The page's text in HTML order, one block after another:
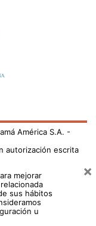
América S.A. -
autorización escrita
mejorar
sus hábitos
u
×